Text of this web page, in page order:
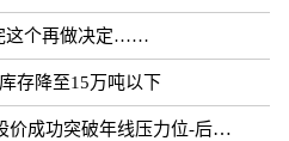
这个再做决定……
存降至15万吨以下
年线压力位-后市看多（涨）（08-10）